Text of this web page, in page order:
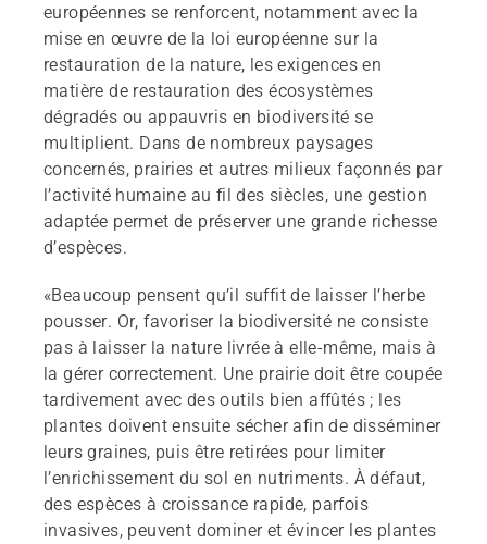
européennes se renforcent, notamment avec la
mise en œuvre de la loi européenne sur la
restauration de la nature, les exigences en
matière de restauration des écosystèmes
dégradés ou appauvris en biodiversité se
multiplient. Dans de nombreux paysages
concernés, prairies et autres milieux façonnés par
l’activité humaine au fil des siècles, une gestion
adaptée permet de préserver une grande richesse
d’espèces.
«Beaucoup pensent qu’il suffit de laisser l’herbe
pousser. Or, favoriser la biodiversité ne consiste
pas à laisser la nature livrée à elle-même, mais à
la gérer correctement. Une prairie doit être coupée
tardivement avec des outils bien affûtés ; les
plantes doivent ensuite sécher afin de disséminer
leurs graines, puis être retirées pour limiter
l’enrichissement du sol en nutriments. À défaut,
des espèces à croissance rapide, parfois
invasives, peuvent dominer et évincer les plantes